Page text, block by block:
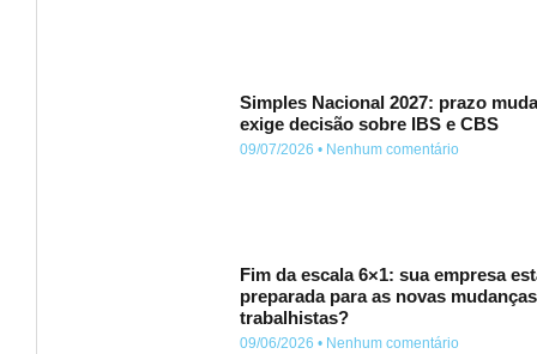
Simples Nacional 2027: prazo
exige decisão sobre IBS e CBS
09/07/2026 Nenhum comentário
Fim da escala 6×1: sua empresa
preparada para as novas mudanças
trabalhistas?
09/06/2026 Nenhum comentário